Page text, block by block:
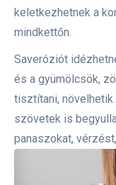
keletkezhetnek a
mindkettőn.
Saveróziót
és a gyümölcsök,
tisztítani,
szövetek is
panaszokat,